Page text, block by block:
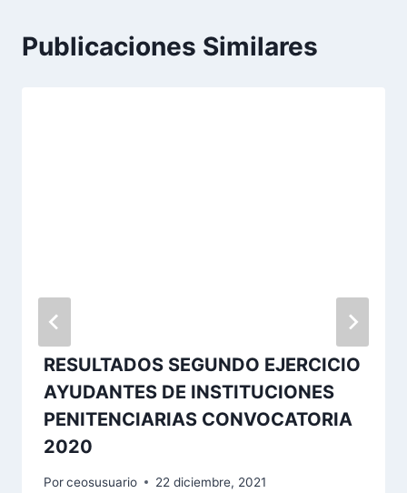
Publicaciones Similares
RESULTADOS SEGUNDO EJERCICIO
AYUDANTES DE INSTITUCIONES
PENITENCIARIAS CONVOCATORIA
2020
Porceosusuario 22 diciembre, 2021